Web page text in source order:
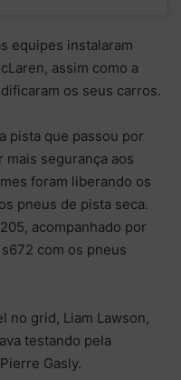
equipes instalaram
assim como a
os seus carros.
pista que passou por
mais segurança aos
foram liberando os
pneus de pista seca.
acompanhado por
com os pneus
no grid, Liam Lawson,
testando pela
Gasly.